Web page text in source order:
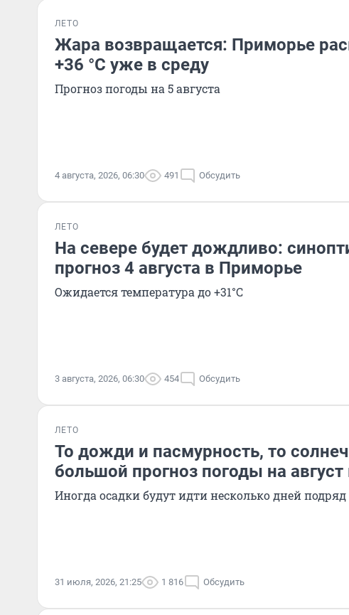
ЛЕТО
Жара возвращается: Приморье
+36 °C уже в среду
Прогноз погоды на 5 августа
4 августа, 2026, 06:30 491 Обсудить
ЛЕТО
На севере будет дождливо:
прогноз 4 августа в Приморье
Ожидается температура до +31°C
3 августа, 2026, 06:30 454 Обсудить
ЛЕТО
То дожди и пасмурность, то
большой прогноз погоды на
Иногда осадки будут идти несколько дней подряд
31 июля, 2026, 21:25 1 816 Обсудить